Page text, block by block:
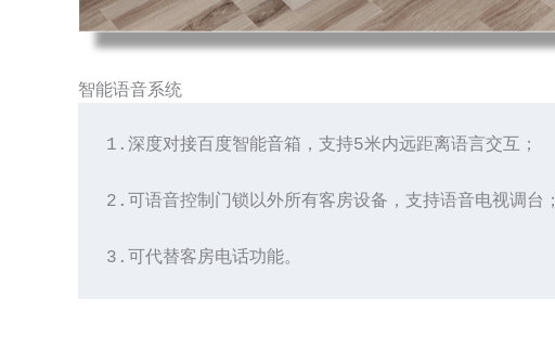
智能语音系统
1.深度对接百度智能音箱，支持5米内远距离语言交互；
2.可语音控制门锁以外所有客房设备，支持语音电视调台；
3.可代替客房电话功能。